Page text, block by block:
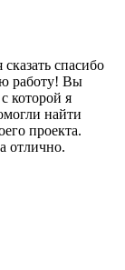
спасибо
работу! Вы
которой я
найти
проекта.
отлично.